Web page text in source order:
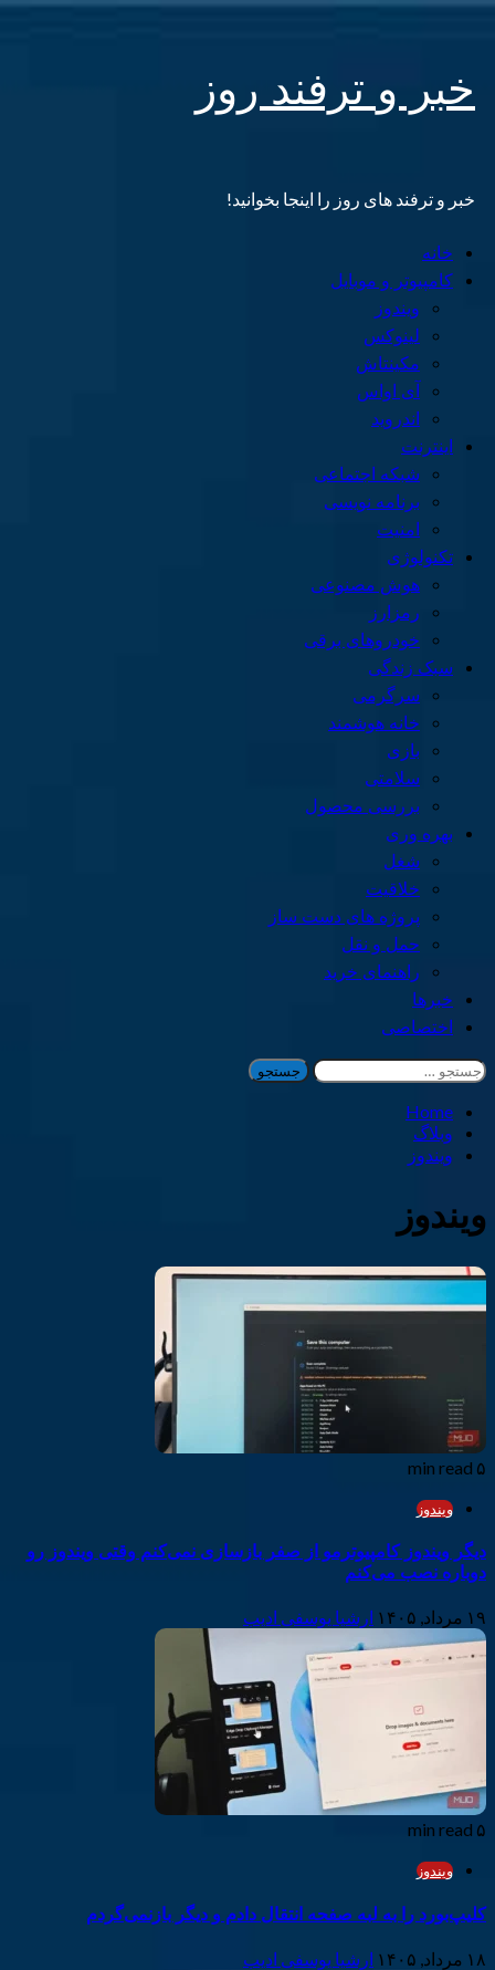
content
خبر و ترفند روز
خبر و ترفند های روز را اینجا بخوانید!
Primary
Menu
خانه
کامپیوتر و موبایل
ویندوز
لینوکس
مکینتاش
آی اواس
اندروید
اینترنت
شبکه اجتماعی
برنامه نویسی
امنیت
تکنولوژی
هوش مصنوعی
رمزارز
خودروهای برقی
سبک زندگی
سرگرمی
خانه هوشمند
بازی
سلامتی
بررسی محصول
بهره وری
شغل
خلاقیت
پروژه های دست ساز
حمل و نقل
راهنمای خرید
خبرها
اختصاصی
جستجو
برای:
Home
وبلاگ
ویندوز
ویندوز
۵ min read
ویندوز
دیگر ویندوز کامپیوترمو از صفر بازسازی نمی‌کنم وقتی ویندوز رو
دوباره نصب می‌کنم
۱۹ مرداد, ۱۴۰۵ ارشیا یوسفی ادیب
۵ min read
ویندوز
کلیپ‌بورد را به لبه صفحه انتقال دادم و دیگر بازنمی‌گردم
۱۸ مرداد, ۱۴۰۵ ارشیا یوسفی ادیب